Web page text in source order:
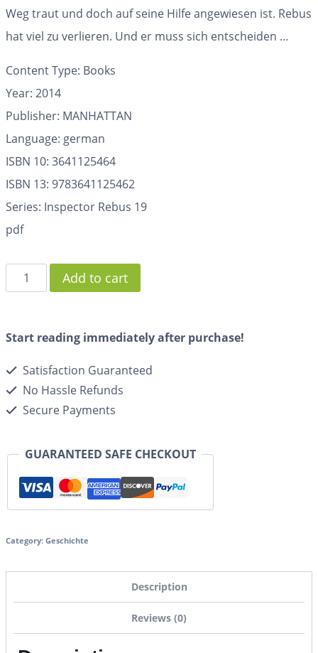
Weg traut und doch auf seine Hilfe angewiesen ist. Rebus
hat viel zu verlieren. Und er muss sich entscheiden …
Content Type: Books
Year: 2014
Publisher: MANHATTAN
Language: german
ISBN 10: 3641125464
ISBN 13: 9783641125462
Series: Inspector Rebus 19
pdf
Add to cart
Start reading immediately after purchase!
Satisfaction Guaranteed
No Hassle Refunds
Secure Payments
GUARANTEED SAFE CHECKOUT
Category: Geschichte
Description
Reviews (0)